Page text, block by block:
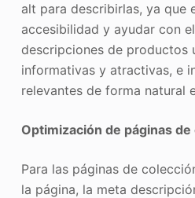
alt para describirlas, ya que
accesibilidad y ayudar con
descripciones de productos
informativas y atractivas, e
relevantes de forma natural
Optimización de páginas
Para las páginas de
la página, la meta